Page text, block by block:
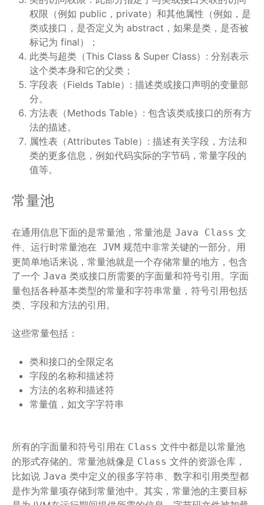
权限（例如 public，private）和其他属性（例如，是
类或接口，是否定义为 abstract，如果是类，是否被
标记为 final）；
此类与超类（This Class & Super Class）: 分别表示
这个类本身和它的父类；
字段表（Fields Table）: 描述类或接口声明的变量部
分。
方法表（Methods Table）: 包含该类或接口的所有方
法的描述。
属性表（Attributes Table）: 描述有关字段，方法和
类的更多信息，例如代码实际的字节码，常量字段的
值等。
常量池
在通用信息下面的是常量池，常量池是 Java Class 文
件、运行时常量池在 JVM 规范中非常关键的一部分。用
更简单地话来说，常量池就是一个存储常量的地方，包含
了一个 Java 类或接口所需要的字面量和符号引用。字面
量包括各种基本类型的常量和字符串常量，符号引用包括
类、字段和方法的引用。
这些常量包括：
类和接口的全限定名
字段的名称和描述符
方法的名称和描述符
常量值，如文字字符串
所有的字面量和符号引用在 Class 文件中都是以常量池
的形式存储的。常量池就像是 Class 文件的资源仓库，
比如说 Java 类中定义的很多字符串、数字和引用类型都
是作为常量项存储到常量池中。其实，常量池的主要目标